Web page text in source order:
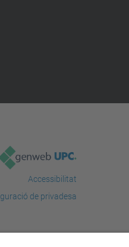
Accessibilitat
de privadesa